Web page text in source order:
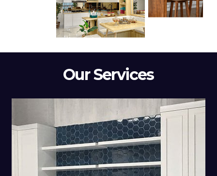
Our Services